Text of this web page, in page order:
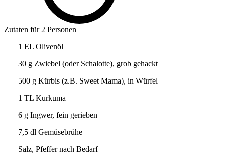
Zutaten für 2 Personen
1 EL Olivenöl
30 g Zwiebel (oder Schalotte), grob gehackt
500 g Kürbis (z.B. Sweet Mama), in Würfel
1 TL Kurkuma
6 g Ingwer, fein gerieben
7,5 dl Gemüsebrühe
Salz, Pfeffer nach Bedarf